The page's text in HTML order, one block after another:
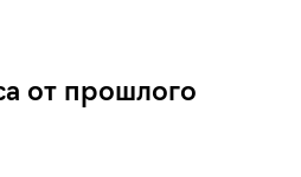
от прошлого